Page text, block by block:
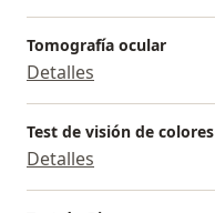
Tomografía ocular
Detalles
Test de visión de colores
Detalles